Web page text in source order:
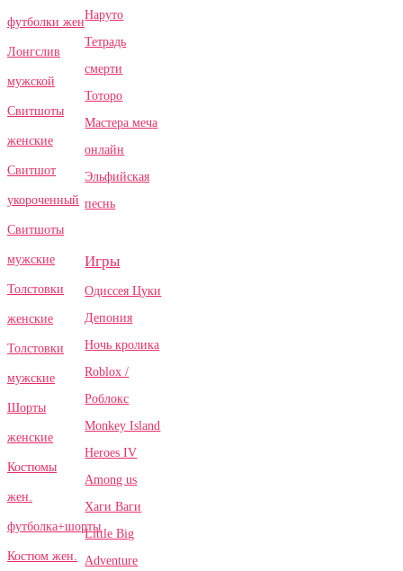
футболки жен
Лонгслив
мужской
Свитшоты
женские
Свитшот
укороченный
Свитшоты
мужские
Толстовки
женские
Толстовки
мужские
Шорты
женские
Костюмы
жен.
футболка+шорты
Костюм жен.
Наруто
Тетрадь
смерти
Тоторо
Мастера меча
онлайн
Эльфийская
песнь
Игры
Одиссея Цуки
Депония
Ночь кролика
Roblox /
Роблокс
Monkey Island
Heroes IV
Among us
Хаги Ваги
Little Big
Adventure